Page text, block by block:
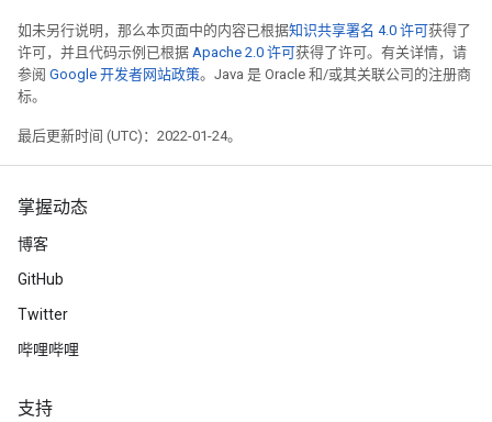
如未另行说明，那么本页面中的内容已根据知识共享署名 4.0 许可获得了
许可，并且代码示例已根据 Apache 2.0 许可获得了许可。有关详情，请
参阅 Google 开发者网站政策。Java 是 Oracle 和/或其关联公司的注册商
标。
最后更新时间 (UTC)：2022-01-24。
掌握动态
博客
GitHub
Twitter
哔哩哔哩
支持